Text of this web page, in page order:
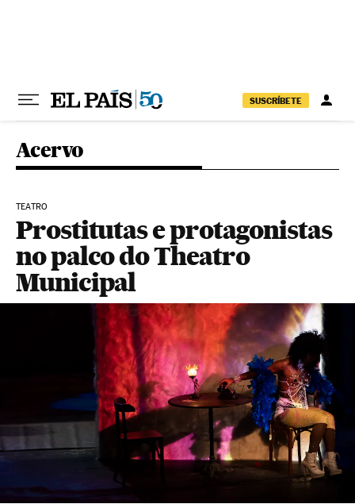
SUSCRÍBETE
Acervo
TEATRO
Prostitutas e protagonistas
no palco do Theatro
Municipal